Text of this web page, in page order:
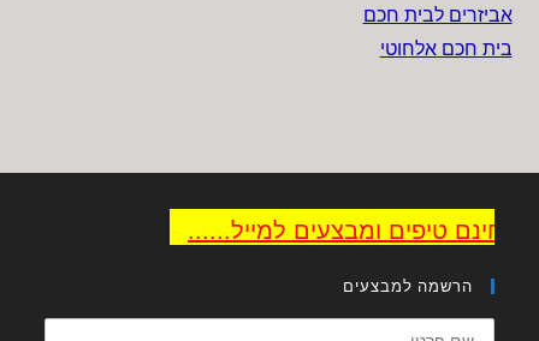
אביזרים לבית חכם
בית חכם אלחוטי
חינם טיפים ומבצעים למייל......
הרשמה למבצעים